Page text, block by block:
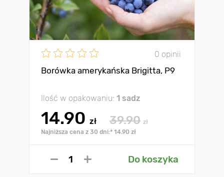
0 opinii
Borówka amerykańska Brigitta, P9
Ilość w opakowaniu: 1 sadz
14.90 zł 39.90 zł
Najniższa cena z 30 dni:* 14.90 zł
Do koszyka